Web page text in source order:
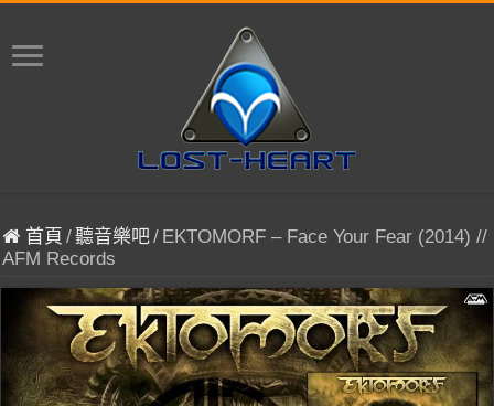
首頁 /聽音樂吧/ EKTOMORF – Face Your Fear (2014) //
AFM Records